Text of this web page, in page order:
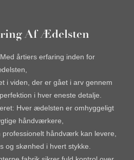
Af Ædelsten
årtiers erfaring inden for
i viden, der er gået i arv gennem
i hver eneste detalje.
Hver ædelsten er omhyggeligt
håndværkere,
håndværk kan levere,
og skønhed i hvert stykke.